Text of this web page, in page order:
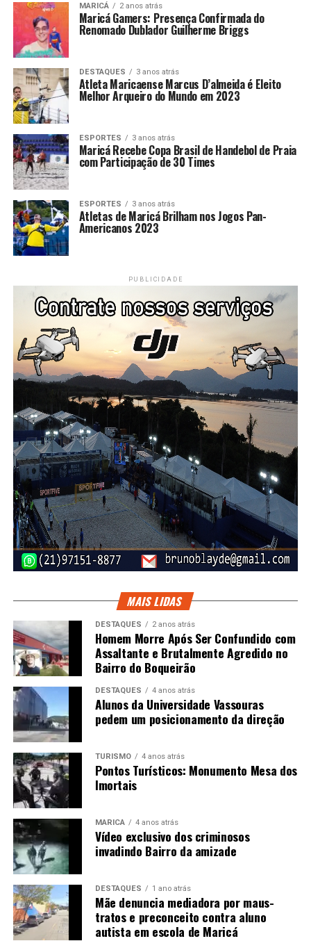
MARICÁ 2 anos atrás
Maricá Gamers: Presença Confirmada do
Renomado Dublador Guilherme Briggs
DESTAQUES 3 anos atrás
Atleta Maricaense Marcus D’almeida é Eleito
Melhor Arqueiro do Mundo em 2023
ESPORTES 3 anos atrás
Maricá Recebe Copa Brasil de Handebol de Praia
com Participação de 30 Times
ESPORTES 3 anos atrás
Atletas de Maricá Brilham nos Jogos Pan-
Americanos 2023
PUBLICIDADE
MAIS LIDAS
DESTAQUES 2 anos atrás
Homem Morre Após Ser Confundido com
Assaltante e Brutalmente Agredido no
Bairro do Boqueirão
DESTAQUES 4 anos atrás
Alunos da Universidade Vassouras
pedem um posicionamento da direção
TURISMO 4 anos atrás
Pontos Turísticos: Monumento Mesa dos
Imortais
MARICÁ 4 anos atrás
Vídeo exclusivo dos criminosos
invadindo Bairro da amizade
DESTAQUES 1 ano atrás
Mãe denuncia mediadora por maus-
tratos e preconceito contra aluno
autista em escola de Maricá